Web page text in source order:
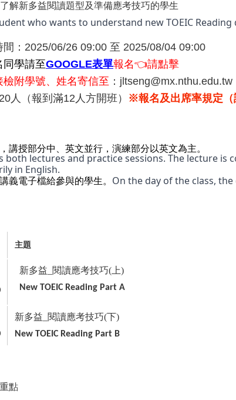
解新多益閱讀題型及準備應考技巧的學生
who wants to understand new TOEIC
間：2025/06/26 09:00 至 2025/08/04 09:00
同學請至GOOGLE表單報名👈請點擊
檢附學號、姓名寄信至 ：jltseng@mx.nthu.edu.tw
人（報到滿12人方開班） ※報名及出席率規定（
講授部分中、英文並行，演練部分以英文為主。
both lectures and practice sessions. The lecture
in English.
義電子檔給參與的學生。 On the day of the class,
主題
新多益_閱讀應考技巧(上)
New TOEIC Reading Part A
新多益_閱讀應考技巧(下)
New TOEIC Reading Part B
點